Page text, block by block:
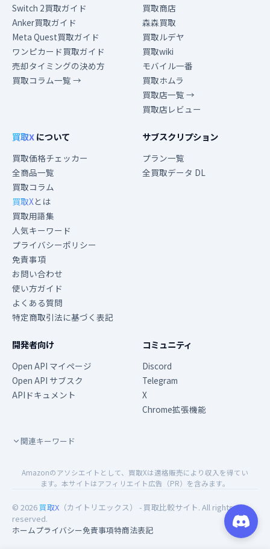
Switch 2買取ガイド
Anker買取ガイド
Meta Quest買取ガイド
ワンピカード買取ガイド
売却タイミングの決め方
買取コラム一覧 →
買取商店
森森買取
買取ルデヤ
買取wiki
モバイル一番
買取ホムラ
買取店一覧 →
買取店レビュー
買取Xについて
買取価格チェッカー
全商品一覧
買取コラム
買取Xとは
買取用語集
人気キーワード
プライバシーポリシー
免責事項
お問い合わせ
使い方ガイド
よくある質問
特定商取引法に基づく表記
サブスクリプション
プラン一覧
全買取データ DL
開発者向け
Open API マイページ
Open API サブスク
APIドキュメント
コミュニティ
Discord
Telegram
X
Chrome拡張機能
関連キーワード
Amazonのアソシエイトとして、買取Xは適格販売により収入を得てい
ます。本サイトはアフィリエイト広告（PR）を含みます。
© 2026 買取X （カイトリエックス） - 買取比較サイト. All rights
reserved.
ホームプライバシー免責事項特商法表記